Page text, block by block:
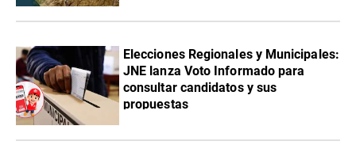
Elecciones Regionales y Municipales:
JNE lanza Voto Informado para
consultar candidatos y sus
propuestas